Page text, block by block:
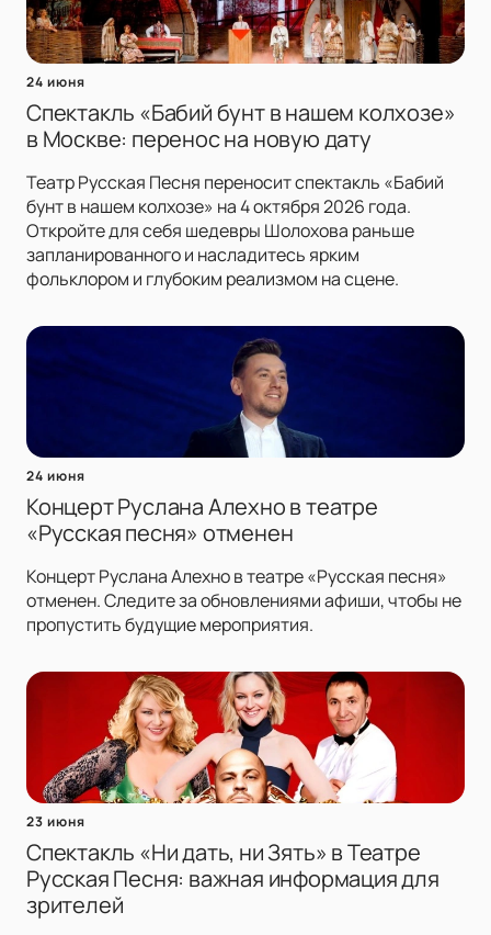
24 июня
Спектакль «Бабий бунт в нашем колхозе»
в Москве: перенос на новую дату
Театр Русская Песня переносит спектакль «Бабий
бунт в нашем колхозе» на 4 октября 2026 года.
Откройте для себя шедевры Шолохова раньше
запланированного и насладитесь ярким
фольклором и глубоким реализмом на сцене.
24 июня
Концерт Руслана Алехно в театре
«Русская песня» отменен
Концерт Руслана Алехно в театре «Русская песня»
отменен. Следите за обновлениями афиши, чтобы не
пропустить будущие мероприятия.
23 июня
Спектакль «Ни дать, ни Зять» в Театре
Русская Песня: важная информация для
зрителей